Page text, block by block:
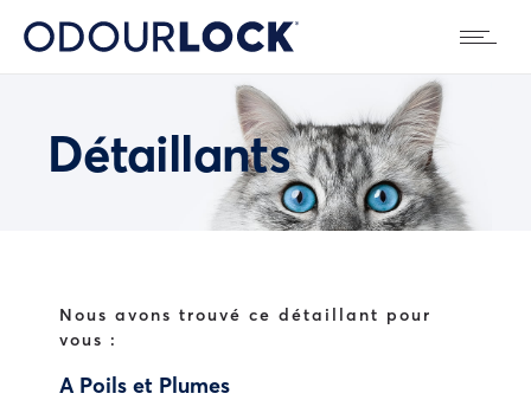
Détaillants
Nous avons trouvé ce détaillant pour
vous :
A Poils et Plumes